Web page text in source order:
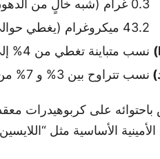
0.3 غرام (شبه خالٍ من الدهون المشبعة)
43.2 ميكروغرام (يغطي حوالي 62% من الاحتياج اليومي RDI)
نسب متباينة تغطي من 4% إلى 8% من الاحتياج اليومي
نسب تتراوح بين 3% و 7% من الاحتياج اليومي
باحتوائه على كربوهيدرات
الأساسية مثل